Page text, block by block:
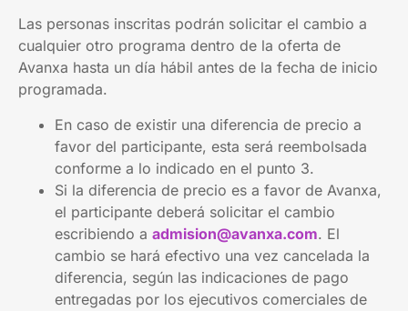
Las personas inscritas podrán solicitar el cambio a
cualquier otro programa dentro de la oferta de
Avanxa hasta un día hábil antes de la fecha de inicio
programada.
En caso de existir una diferencia de precio a
favor del participante, esta será reembolsada
conforme a lo indicado en el punto 3.
Si la diferencia de precio es a favor de Avanxa,
el participante deberá solicitar el cambio
escribiendo a admision@avanxa.com. El
cambio se hará efectivo una vez cancelada la
diferencia, según las indicaciones de pago
entregadas por los ejecutivos comerciales de